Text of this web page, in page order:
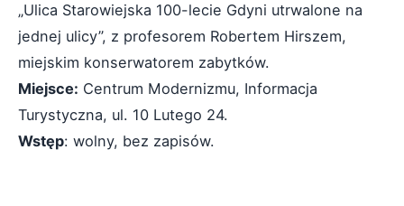
„Ulica Starowiejska 100-lecie Gdyni utrwalone na
jednej ulicy”, z profesorem Robertem Hirszem,
miejskim konserwatorem zabytków.
Miejsce: Centrum Modernizmu, Informacja
Turystyczna, ul. 10 Lutego 24.
Wstęp: wolny, bez zapisów.